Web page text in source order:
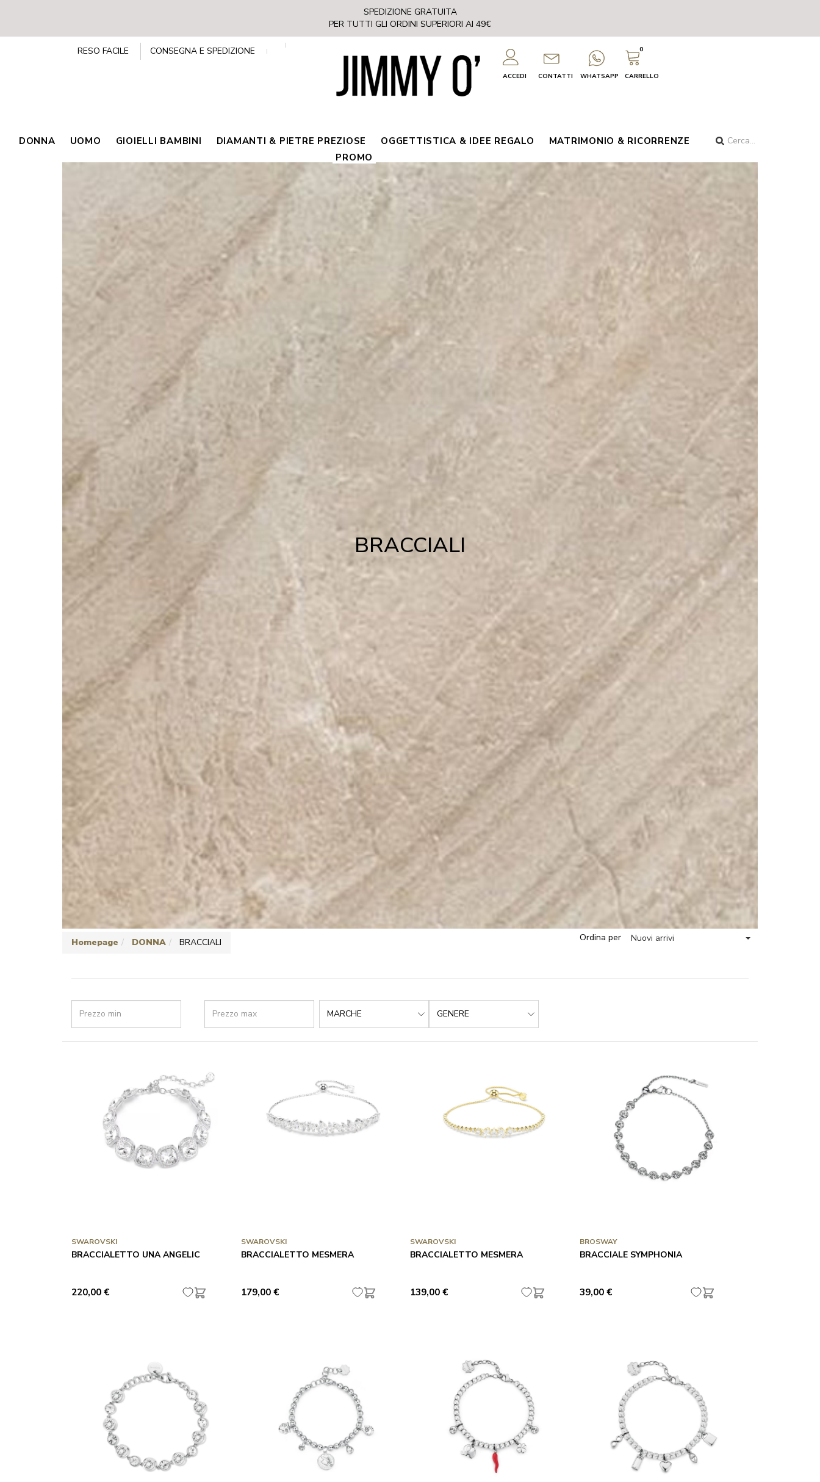
SPEDIZIONE GRATUITA
PER TUTTI GLI ORDINI SUPERIORI AI 49€
RESO FACILE CONSEGNA E SPEDIZIONE
CARRELLO
0
ACCEDI CONTATTI WHATSAPP
DONNA UOMO GIOIELLI BAMBINI DIAMANTI & PIETRE PREZIOSE OGGETTISTICA & IDEE REGALO
MATRIMONIO & RICORRENZE
PROMO
BRACCIALI
Homepage DONNA BRACCIALI Ordina per Nuovi arrivi
MARCHE GENERE
SWAROVSKI
BRACCIALETTO UNA ANGELIC
220,00 €
SWAROVSKI
BRACCIALETTO MESMERA
179,00 €
SWAROVSKI
BRACCIALETTO MESMERA
139,00 €
BROSWAY
BRACCIALE SYMPHONIA
39,00 €